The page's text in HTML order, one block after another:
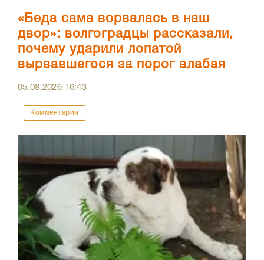
«Беда сама ворвалась в наш
двор»: волгоградцы рассказали,
почему ударили лопатой
вырвавшегося за порог алабая
05.08.2026 16:43
Комментарии